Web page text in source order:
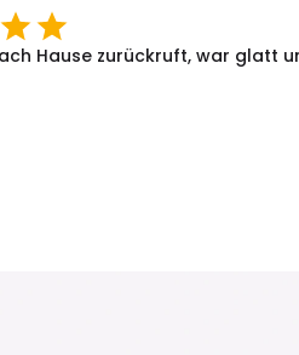
Hause zurückruft, war glatt